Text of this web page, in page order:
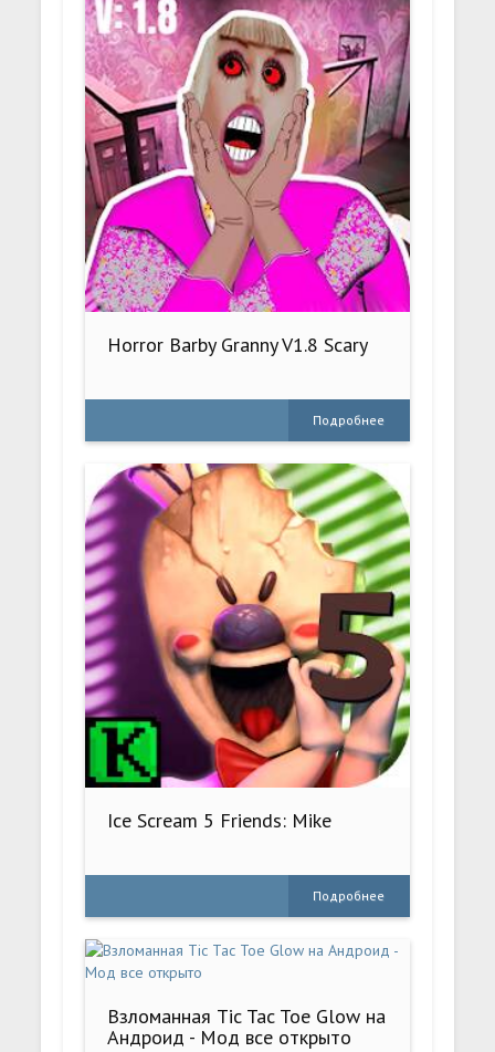
Horror Barby Granny V1.8 Scary
Подробнее
Ice Scream 5 Friends: Mike
Подробнее
Взломанная Tic Tac Toe Glow на
Андроид - Мод все открыто